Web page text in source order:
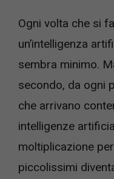
Ogni volta che si
un’intelligenza
sembra minimo.
secondo, da ogni
che arrivano
intelligenze
moltiplicazione
piccolissimi